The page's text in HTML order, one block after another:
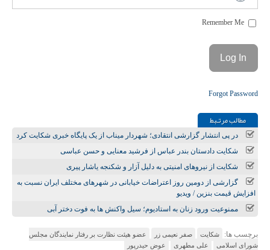
Forgot Password
مطالب مرتـبط
در پی انتشار گزارشی انتقادی؛ شهردار میناب از یک پایگاه خبری شکایت کرد
شکایت دادستان بندر عباس از فرشید معنایی و حسن عباسی
شکایت از نیروهای امنیتی به دلیل آزار و شکنجه یاشار پیری
گزارشی از دومین روز اعتراضات خیابانی در شهرهای مختلف ایران نسبت به
افزایش قیمت بنزین / ویدیو
ممنوعیت ورود زنان به استادیوم؛ سیل واکنش ها به فوت دختر آبی
برچسب ها: شکایت صفر نعیمی زر
عضو هیئت نظارت بر رفتار نمایندگان مجلس
شورای اسلامی
علی مطهری عوض حیدرپور